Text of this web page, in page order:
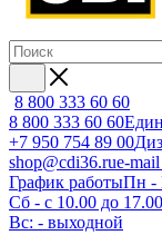
8 800 333 60 60
8 800 333 60 60
+7 950 754 89 00
shop@cdi36.rue-
График работыПн -
Сб - с 10.00 до 17.00
Вс: - выходной